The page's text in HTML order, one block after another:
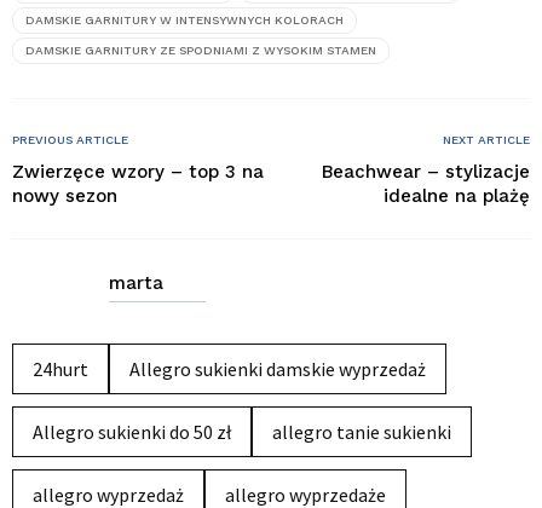
DAMSKIE GARNITURY W INTENSYWNYCH KOLORACH
DAMSKIE GARNITURY ZE SPODNIAMI Z WYSOKIM STAMEN
PREVIOUS ARTICLE
Zwierzęce wzory – top 3 na
nowy sezon
NEXT ARTICLE
Beachwear – stylizacje
idealne na plażę
marta
24hurt Allegro sukienki damskie wyprzedaż
Allegro sukienki do 50 zł allegro tanie sukienki
allegro wyprzedaż allegro wyprzedaże